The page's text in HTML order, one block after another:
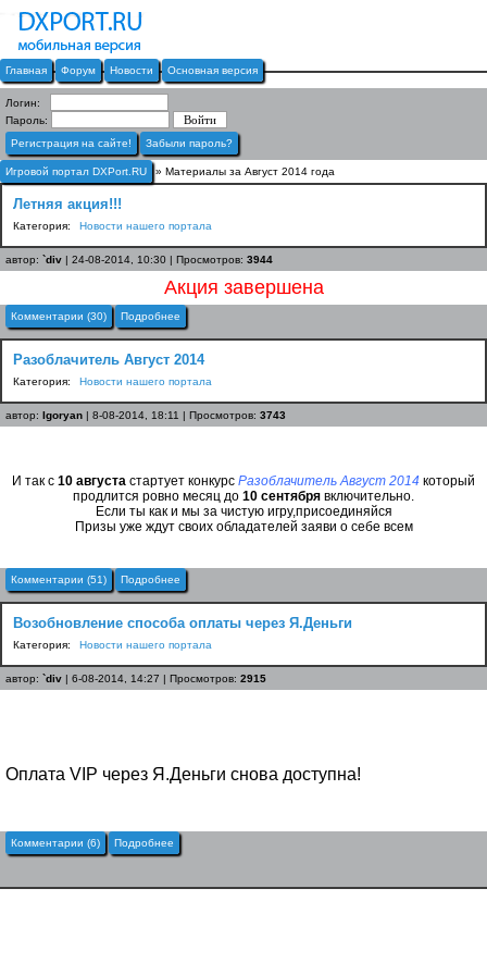
Главная Форум Новости Основная версия
Логин:
Пароль:
Регистрация на сайте!
Забыли пароль?
Игровой портал DXPort.RU » Материалы за Август 2014 года
Летняя акция!!!
Категория: Новости нашего портала
автор: `div | 24-08-2014, 10:30 | Просмотров: 3944
Акция завершена
Комментарии (30) Подробнее
Разоблачитель Август 2014
Категория: Новости нашего портала
автор: Igoryan | 8-08-2014, 18:11 | Просмотров: 3743
И так с 10 августа стартует конкурс Разоблачитель Август 2014 который
продлится ровно месяц до 10 сентября включительно.
Если ты как и мы за чистую игру,присоединяйся
Призы уже ждут своих обладателей заяви о себе всем
Комментарии (51) Подробнее
Возобновление способа оплаты через Я.Деньги
Категория: Новости нашего портала
автор: `div | 6-08-2014, 14:27 | Просмотров: 2915
Оплата VIP через Я.Деньги снова доступна!
Комментарии (6) Подробнее